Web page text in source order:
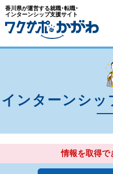
香川県が運営する就職･転職･
インターンシップ支援サイト
インターンシッ
情報を取得で
エリアを選ぶ
高松市
東かがわ市